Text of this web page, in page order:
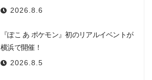
2026.8.6
『ぽこ あ ポケモン』初のリアルイベントが
横浜で開催！
2026.8.5